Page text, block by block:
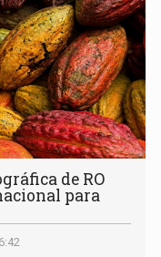
de RO
para